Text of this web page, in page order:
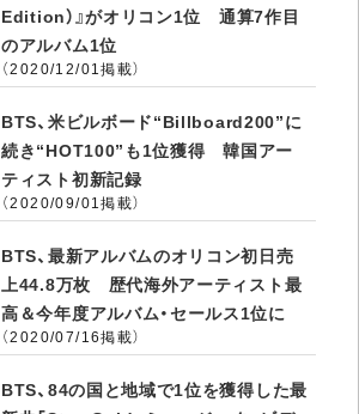
Edition）』がオリコン1位 通算7作目
のアルバム1位
（2020/12/01掲載）
BTS、米ビルボード“Billboard200”に
続き“HOT100”も1位獲得 韓国アー
ティスト初新記録
（2020/09/01掲載）
BTS、最新アルバムのオリコン初日売
上44.8万枚 歴代海外アーティスト最
高＆今年度アルバム・セールス1位に
（2020/07/16掲載）
BTS、84の国と地域で1位を獲得した最